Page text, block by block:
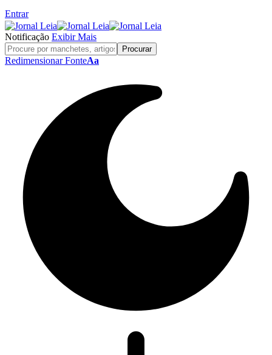
Entrar
Notificação Exibir Mais
Redimensionar FonteAa